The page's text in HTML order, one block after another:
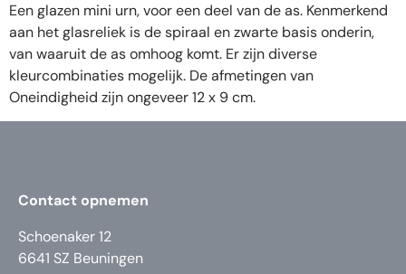
Een glazen mini urn, voor een deel van de as. Kenmerkend
aan het glasreliek is de spiraal en zwarte basis onderin,
van waaruit de as omhoog komt. Er zijn diverse
kleurcombinaties mogelijk. De afmetingen van
Oneindigheid zijn ongeveer 12 x 9 cm.
Contact opnemen
Schoenaker 12
6641 SZ Beuningen